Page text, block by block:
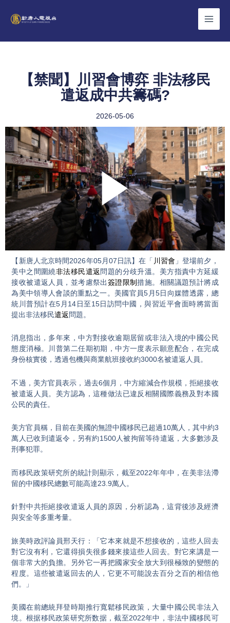
【禁聞】川習會博弈 非法移民
遣返成中共籌碼?
2026-05-06
Play
Video
【新唐人北京時間2026年05月07日訊】在「 川習會 」登場前夕，
美中之間圍繞非法移民遣返 問題的分歧升溫。美方指責中方延緩
接收被遣返人員，並考慮祭出簽證限制措施。相關議題預計將成
為美中領導人會談的重點之一。美國官員5月5日向媒體透露，總
統川普預計在5月14日至15日訪問中國，與習近平會面時將當面
提出非法移民遣返 問題。
消息指出，多年來，中方對接收逾期居留或非法入境的中國公民
態度消極。川普第二任期初期，中方一度表示願意配合，在完成
身份核實後，透過包機與商業航班接收約3000名被遣返人員。
不過，美方官員表示，過去6個月，中方縮減合作規模，拒絕接收
被遣返人員。美方認為，這種做法已違反相關國際義務及對本國
公民的責任。
美方官員稱，目前在美國的無證中國移民已超過10萬人，其中約3
萬人已收到遣返令，另有約1500人被拘留等待遣返，大多數涉及
刑事犯罪。
而移民政策研究所的統計則顯示，截至2022年年中，在美非法滯
留的中國移民總數可能高達23.9萬人。
針對中共拒絕接收遣返人員的原因，分析認為，這背後涉及經濟
與安全等多重考量。
旅美時政評論員邢天行：「它本來就是不想接收的，這些人回去
對它沒有利，它還得損失很多錢來接這些人回去。對它來講是一
個非常大的負擔。另外它一再把國家安全放大到很極致的變態的
程度。這些被遣返回去的人，它更不可能說去百分之百的相信他
們。」
美國在前總統拜登時期推行寬鬆移民政策，大量中國公民非法入
境。根据移民政策研究所数据，截至2022年中，非法中國移民可